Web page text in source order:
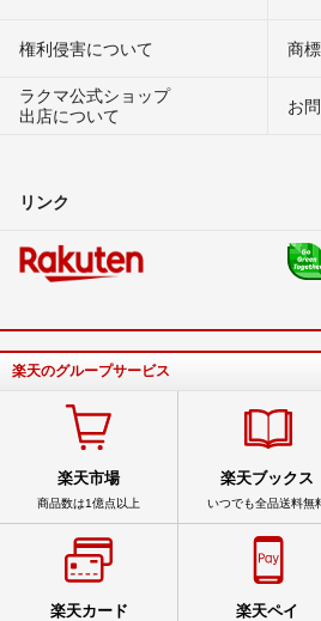
権利侵害について
商
ラクマ公式ショップ
出店について
お
リンク
楽天のグループサービス
楽天市場
商品数は1億点以上
楽天ブックス
いつでも全品送料無
楽天カード 楽天ペイ